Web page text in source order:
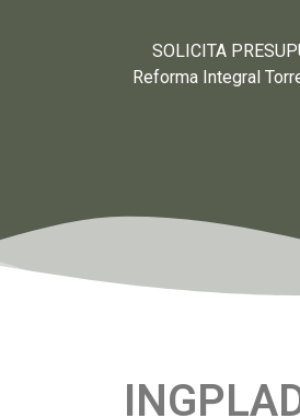
SOLICITA
Reforma Integral